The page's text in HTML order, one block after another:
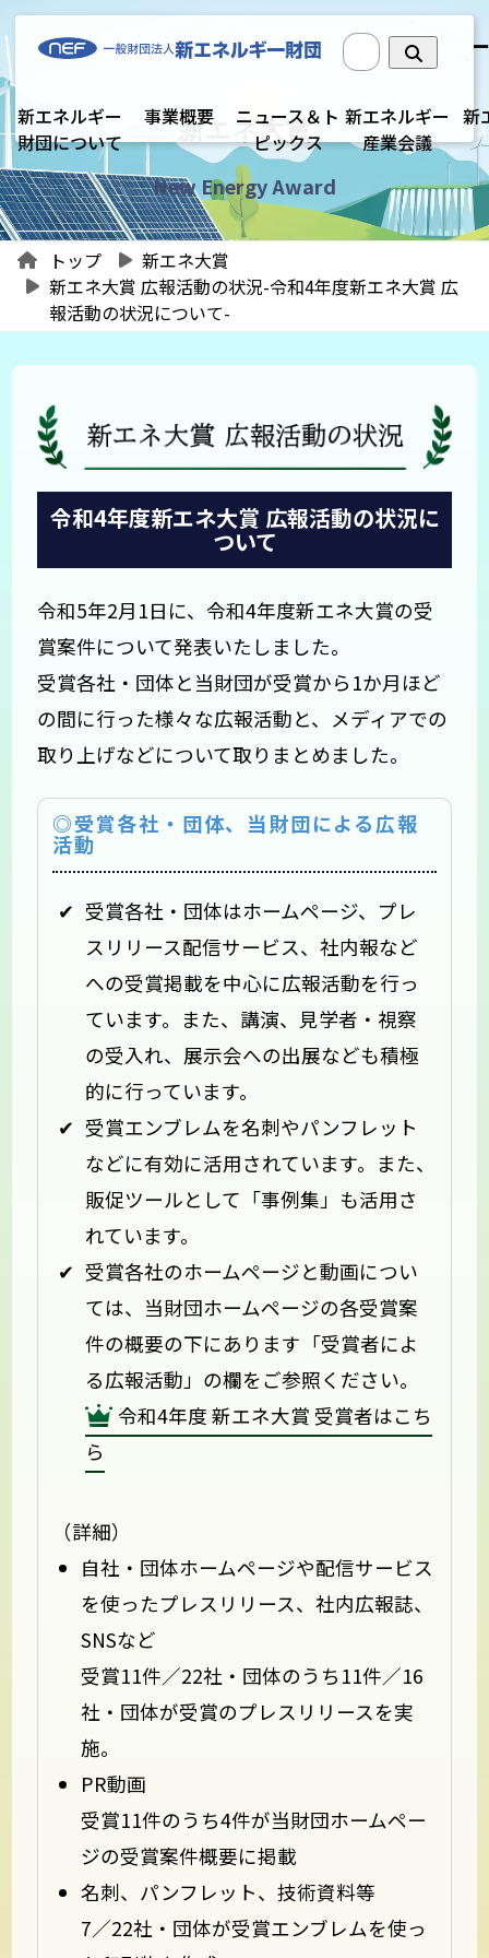
新エネルギー
財団について
事業概要
ニュース＆ト
ピックス
新エネルギー
産業会議
新
新エネ大賞
New Energy Award
トップ
新エネ大賞
新エネ大賞 広報活動の状況-令和4年度新エネ大賞 広
報活動の状況について-
令和4年度新エネ大賞 広報活動の状況に
ついて
令和5年2月1日に、令和4年度新エネ大賞の受
賞案件について発表いたしました。
受賞各社・団体と当財団が受賞から1か月ほど
の間に行った様々な広報活動と、メディアでの
取り上げなどについて取りまとめました。
◎受賞各社・団体、当財団による広報
活動
受賞各社・団体はホームページ、プレ
スリリース配信サービス、社内報など
への受賞掲載を中心に広報活動を行っ
ています。また、講演、見学者・視察
の受入れ、展示会への出展なども積極
的に行っています。
受賞エンブレムを名刺やパンフレット
などに有効に活用されています。また、
販促ツールとして「事例集」も活用さ
れています。
受賞各社のホームページと動画につい
ては、当財団ホームページの各受賞案
件の概要の下にあります「受賞者によ
る広報活動」の欄をご参照ください。
令和4年度 新エネ大賞 受賞者はこち
ら
（詳細）
自社・団体ホームページや配信サービス
を使ったプレスリリース、社内広報誌、
SNSなど
受賞11件／22社・団体のうち11件／16
社・団体が受賞のプレスリリースを実
施。
PR動画
受賞11件のうち4件が当財団ホームペー
ジの受賞案件概要に掲載
名刺、パンフレット、技術資料等
7／22社・団体が受賞エンブレムを使っ